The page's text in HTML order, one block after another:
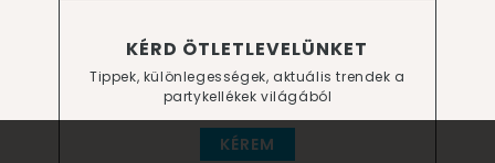
KÉRD ÖTLETLEVELÜNKET
Tippek, különlegességek, aktuális trendek a
partykellékek világából
KÉREM